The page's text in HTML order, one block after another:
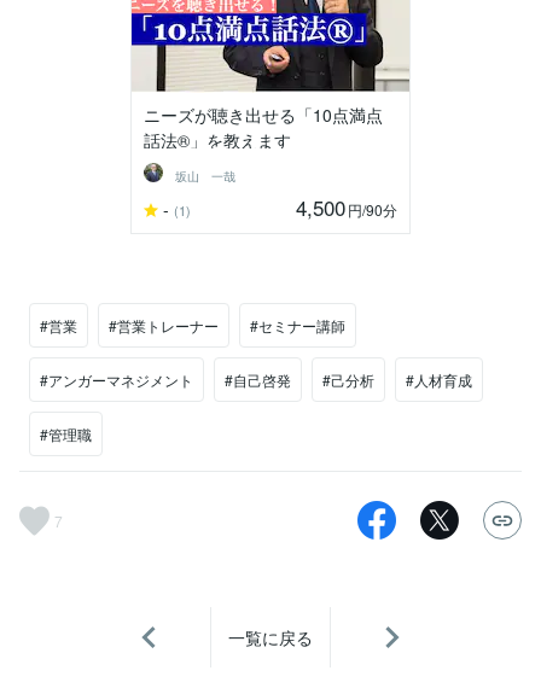
ニーズが聴き出せる「10点満点
話法®︎」を教えます
坂山 一哉
- (1) 4,500円/90分
#営業 #営業トレーナー #セミナー講師
#アンガーマネジメント #自己啓発 #己分析 #人材育成
#管理職
7
一覧に戻る